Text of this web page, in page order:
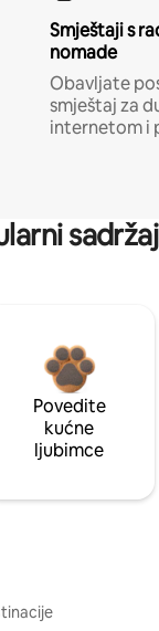
Smještaji s
nomade
Obavljate
smještaj za
internetom i
Povedite
kućne
ljubimce